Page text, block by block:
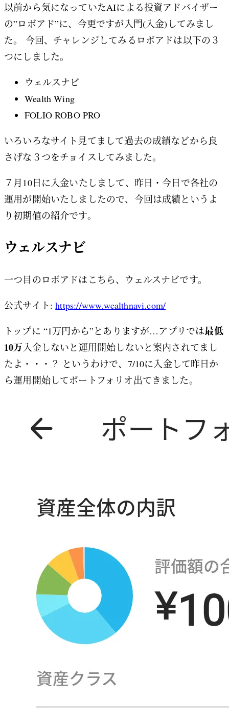
以前から気になっていたAIによる投資アドバイザー
の”ロボアド”に、今更ですが入門(入金)してみまし
た。 今回、チャレンジしてみるロボアドは以下の３
つにしました。
ウェルスナビ
Wealth Wing
FOLIO ROBO PRO
いろいろなサイト見てまして過去の成績などから良
さげな３つをチョイスしてみました。
７月10日に入金いたしまして、昨日・今日で各社の
運用が開始いたしましたので、今回は成績というよ
り初期値の紹介です。
ウェルスナビ
一つ目のロボアドはこちら、ウェルスナビです。
公式サイト:https://www.wealthnavi.com/
トップに “1万円から”とありますが…アプリでは最低
10万 入金しないと運用開始しないと案内されてまし
たよ・・・？ というわけで、7/10に入金して昨日か
ら運用開始してポートフォリオ出てきました。